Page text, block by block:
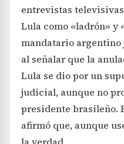
entrevistas
Lula como «ladrón» y
mandatario argentino
al señalar que la
Lula se dio por un
judicial, aunque no
presidente brasileño.
afirmó que, aunque